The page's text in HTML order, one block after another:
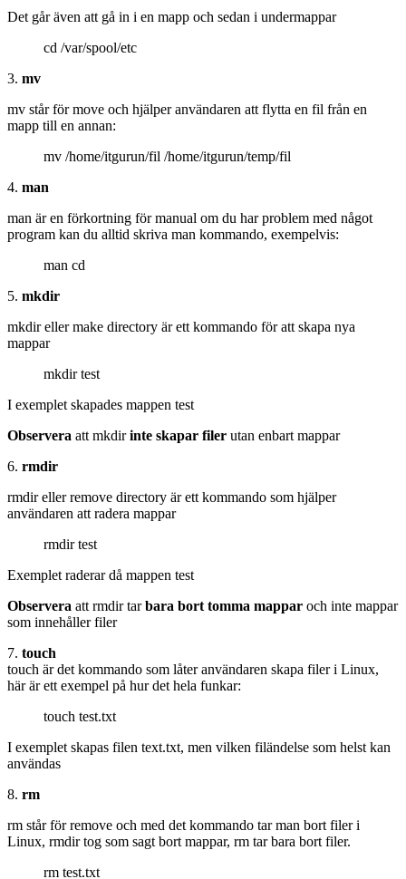
Det går även att gå in i en mapp och sedan i undermappar
cd /var/spool/etc
3. mv
mv står för move och hjälper användaren att flytta en fil från en
mapp till en annan:
mv /home/itgurun/fil /home/itgurun/temp/fil
4. man
man är en förkortning för manual om du har problem med något
program kan du alltid skriva man kommando, exempelvis:
man cd
5. mkdir
mkdir eller make directory är ett kommando för att skapa nya
mappar
mkdir test
I exemplet skapades mappen test
Observera att mkdirinte skapar filer utan enbart mappar
6. rmdir
rmdir eller remove directory är ett kommando som hjälper
användaren att radera mappar
rmdir test
Exemplet raderar då mappen test
Observera att rmdir tarbara bort tomma mappar och inte mappar
som innehåller filer
7. touch
touch är det kommando som låter användaren skapa filer i Linux,
här är ett exempel på hur det hela funkar:
touch test.txt
I exemplet skapas filen text.txt, men vilken filändelse som helst kan
användas
8. rm
rm står för remove och med det kommando tar man bort filer i
Linux, rmdir tog som sagt bort mappar, rm tar bara bort filer.
rm test.txt